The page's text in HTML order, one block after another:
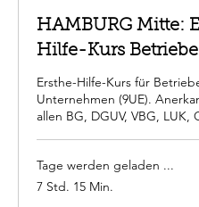
HAMBURG Mitte:
Hilfe-Kurs Betriebe
Ersthe-Hilfe-Kurs für
Unternehmen (9UE).
allen BG, DGUV, VBG, LUK,
Tage werden geladen ...
7 Std. 15 Min.